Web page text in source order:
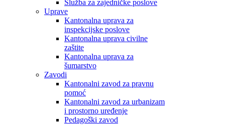
Služba za zajedničke poslove
Uprave
Kantonalna uprava za
inspekcijske poslove
Kantonalna uprava civilne
zaštite
Kantonalna uprava za
šumarstvo
Zavodi
Kantonalni zavod za pravnu
pomoć
Kantonalni zavod za urbanizam
i prostorno uređenje
Pedagoški zavod